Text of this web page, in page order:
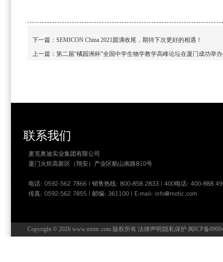
下一篇： SEMICON China 2021圆满收尾，期待下次更好的相遇！
上一篇： 第二届“橘园洲杯”全国中学生物学教学高峰论坛在厦门成功举办
联系我们
麦克奥迪实业集团有限公司
厦门火炬高新区（翔安）产业区舫山南路810号
电话: 0592-562 7866 | 销售热线: 800-858 2833 | 400电话: 400-888
传真: 0592-562 7855 | 邮编: 361100 | E-mail: info@motic.com
Copyright © 2026 www.motic.com 版权所有 法律声明 隐私保护 闽ICP备